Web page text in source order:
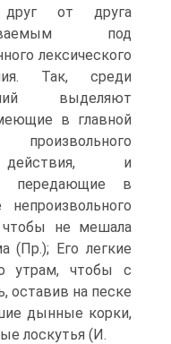
друг от друга
под
лексического
Так, среди
выделяют
в главной
действия, и
передающие в
чтобы не мешала
(Пр.); Его легкие
утрам, чтобы с
оставив на песке
дынные корки,
лоскутья (И.